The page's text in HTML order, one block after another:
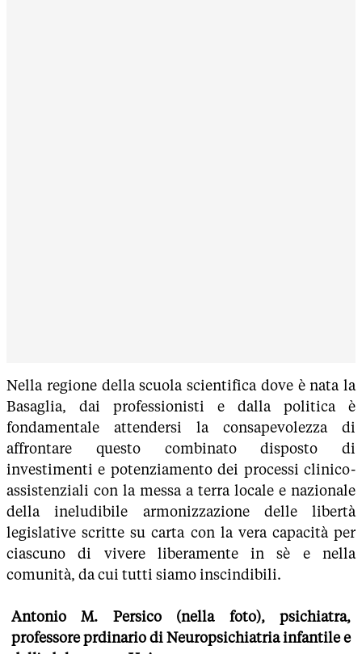
Nella regione della scuola scientifica dove è nata la
Basaglia, dai professionisti e dalla politica è
fondamentale attendersi la consapevolezza di
affrontare questo combinato disposto di
investimenti e potenziamento dei processi clinico-
assistenziali con la messa a terra locale e nazionale
della ineludibile armonizzazione delle libertà
legislative scritte su carta con la vera capacità per
ciascuno di vivere liberamente in sè e nella
comunità, da cui tutti siamo inscindibili.
Antonio M. Persico (nella foto), psichiatra,
professore prdinario di Neuropsichiatria infantile e